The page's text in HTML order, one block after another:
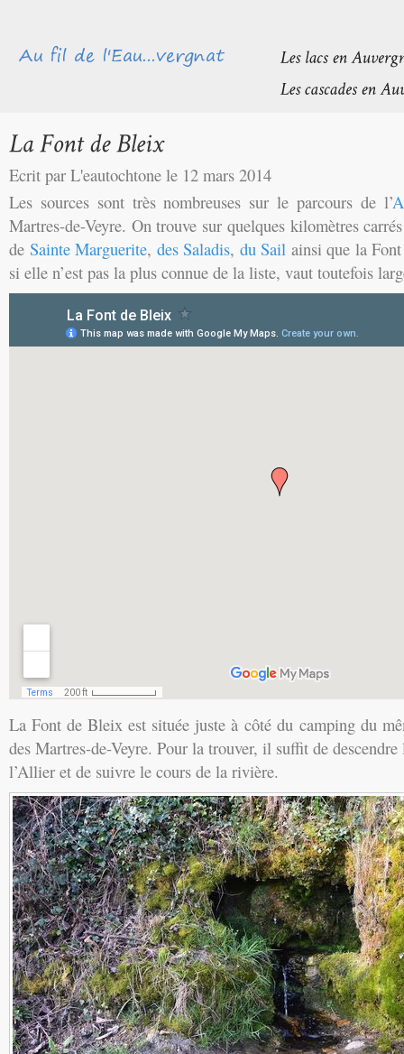
Ecrit par L'eautochtone le 12 mars 2014
Les sources sont très nombreuses sur le parcours de l’
Martres-de-Veyre. On trouve sur quelques kilomètres
de Sainte Marguerite, des Saladis, du Sail ainsi que la
si elle n’est pas la plus connue de la liste, vaut toutefois
La Font de Bleix est située juste à côté du camping du
des Martres-de-Veyre. Pour la trouver, il suffit de
l’Allier et de suivre le cours de la rivière.